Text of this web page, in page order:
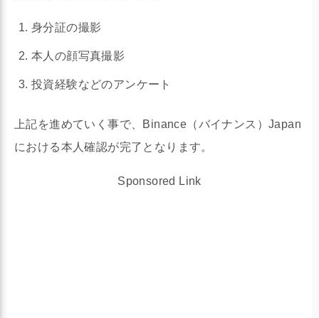
身分証の撮影
本人の顔写真撮影
投資経験などのアンケート
上記を進めていく事で、Binance（バイナンス）Japan
における本人確認が完了となります。
Sponsored Link